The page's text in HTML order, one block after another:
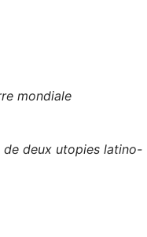
mondiale
deux utopies latino-